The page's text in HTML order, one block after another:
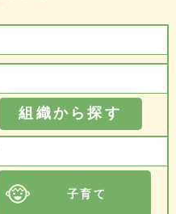
組織から探す
子育て